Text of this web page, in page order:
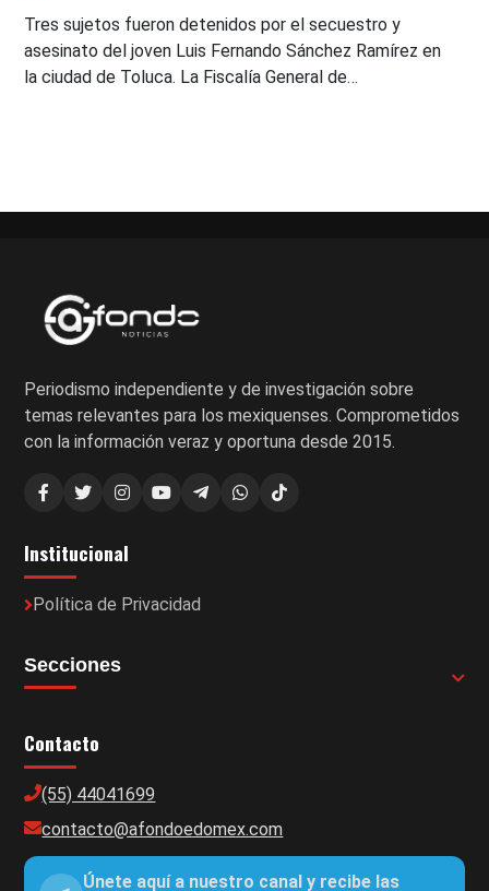
Tres sujetos fueron detenidos por el secuestro y
asesinato del joven Luis Fernando Sánchez Ramírez en
la ciudad de Toluca. La Fiscalía General de…
Periodismo independiente y de investigación sobre
temas relevantes para los mexiquenses. Comprometidos
con la información veraz y oportuna desde 2015.
Institucional
Política de Privacidad
Secciones
Contacto
(55) 44041699
contacto@afondoedomex.com
Únete aquí a nuestro canal y recibe las